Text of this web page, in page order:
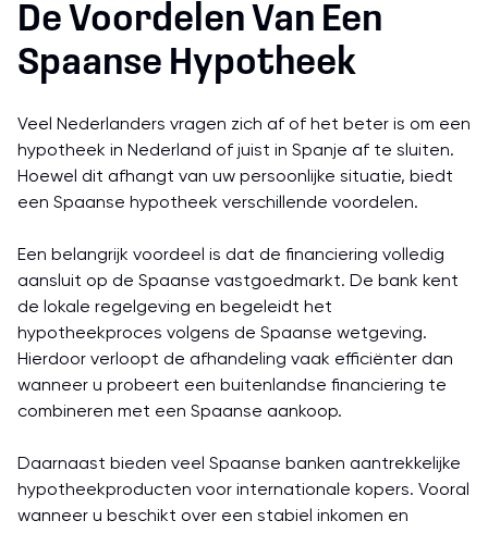
De Voordelen Van Een
Spaanse Hypotheek
Veel Nederlanders vragen zich af of het beter is om een
hypotheek in Nederland of juist in Spanje af te sluiten.
Hoewel dit afhangt van uw persoonlijke situatie, biedt
een Spaanse hypotheek verschillende voordelen.
Een belangrijk voordeel is dat de financiering volledig
aansluit op de Spaanse vastgoedmarkt. De bank kent
de lokale regelgeving en begeleidt het
hypotheekproces volgens de Spaanse wetgeving.
Hierdoor verloopt de afhandeling vaak efficiënter dan
wanneer u probeert een buitenlandse financiering te
combineren met een Spaanse aankoop.
Daarnaast bieden veel Spaanse banken aantrekkelijke
hypotheekproducten voor internationale kopers. Vooral
wanneer u beschikt over een stabiel inkomen en